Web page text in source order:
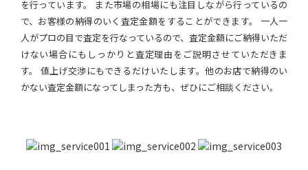
を行っています。 また市場の相場にも注目しながら行っているの
で、お客様の納得のいく査定金額をすることができます。 一人一
人がプロの目で査定を行なっているので、査定金額にご納得いただ
けない場合にもしっかりと査定理由をご説明させていただきま
す。 値上げ交渉にもできるだけいたします。他のお店で納得のい
かない査定金額になってしまった方も、ぜひにご相談ください。